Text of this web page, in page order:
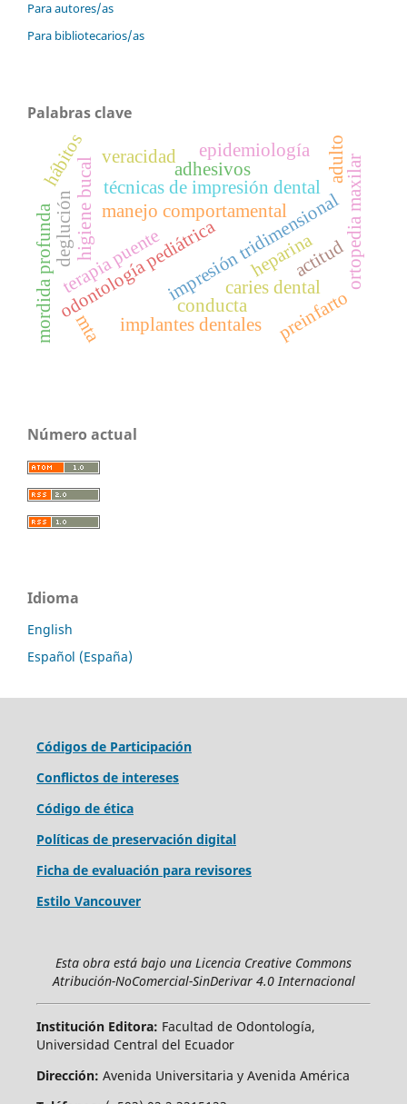
Para autores/as
Para bibliotecarios/as
Palabras clave
odontología pediátrica
manejo comportamental
higiene bucal
implantes dentales
impresión tridimensional
técnicas de impresión dental
caries dental
heparina
terapia puente
preinfarto
adhesivos
actitud
conducta
hábitos
mordida profunda ortopedia maxilar
epidemiología
mta
deglución
adulto
veracidad
Número actual
Idioma
English
Español (España)
Códigos de Participación
Conflictos de intereses
Código de ética
Políticas de preservación digital
Ficha de evaluación para revisores
Estilo Vancouver
Esta obra está bajo una Licencia Creative Commons
Atribución-NoComercial-SinDerivar 4.0 Internacional
Institución Editora: Facultad de Odontología,
Universidad Central del Ecuador
Dirección: Avenida Universitaria y Avenida América